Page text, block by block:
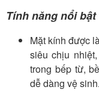
Tính năng nổi
Mặt kính được
siêu chịu
trong bếp từ,
dễ dàng vệ sinh.